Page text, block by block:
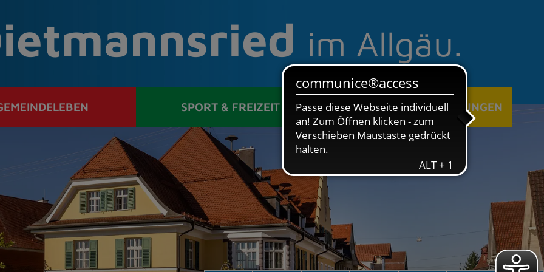
im Allgäu.
SPORT & FREIZEIT ÖFFENTLICHE EINRICHTUNGEN